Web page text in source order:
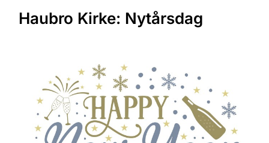
Haubro Kirke: Nytårsdag